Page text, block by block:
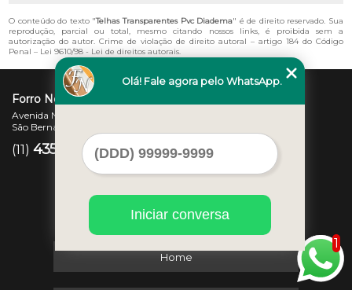
O conteúdo do texto "Telhas Transparentes Pvc Diadema" é de direito reservado. Sua
reprodução, parcial ou total, mesmo citando nossos links, é proibida sem a
autorização do autor. Crime de violação de direito autoral – artigo 184 do Código
Penal – Lei 9610/98 - Lei de direitos autorais.
Forro Novo
Avenida Newton Monteiro de Andrade, 45 - Centro
São Bernardo do Campo - SP - CEP: 09725-370
(11) 4357-3007 (11)97207-7347
Home
1
Olá! Fale agora pelo WhatsApp.
Iniciar conversa